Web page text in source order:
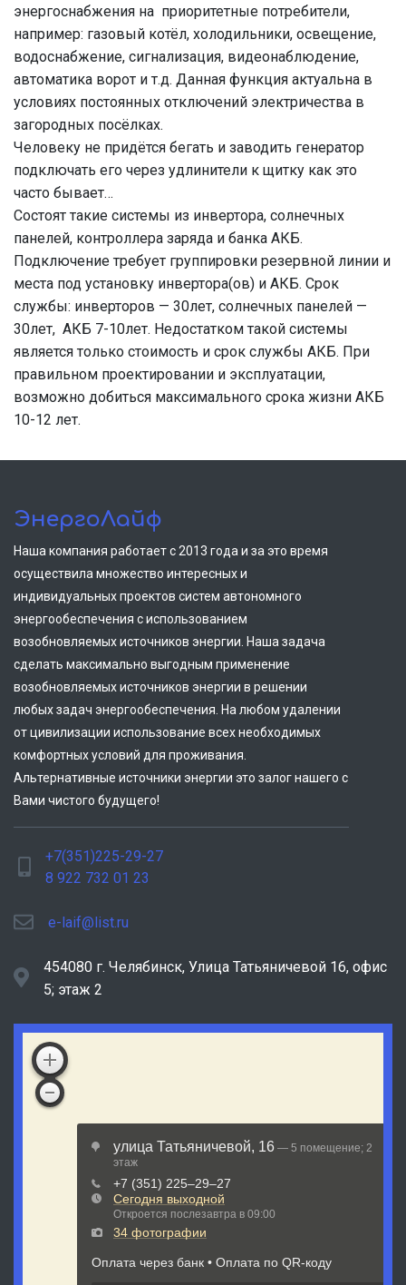
энергоснабжения на приоритетные потребители,
например: газовый котёл, холодильники, освещение,
водоснабжение, сигнализация, видеонаблюдение,
автоматика ворот и т.д. Данная функция актуальна в
условиях постоянных отключений электричества в
загородных посёлках.
Человеку не придётся бегать и заводить генератор
подключать его через удлинители к щитку как это
часто бывает…
Состоят такие системы из инвертора, солнечных
панелей, контроллера заряда и банка АКБ.
Подключение требует группировки резервной линии и
места под установку инвертора(ов) и АКБ. Срок
службы: инверторов — 30лет, солнечных панелей —
30лет, АКБ 7-10лет. Недостатком такой системы
является только стоимость и срок службы АКБ. При
правильном проектировании и эксплуатации,
возможно добиться максимального срока жизни АКБ
10-12 лет.
ЭнергоЛайф
Наша компания работает с 2013 года и за это время
осуществила множество интересных и
индивидуальных проектов систем автономного
энергообеспечения с использованием
возобновляемых источников энергии. Наша задача
сделать максимально выгодным применение
возобновляемых источников энергии в решении
любых задач энергообеспечения. На любом удалении
от цивилизации использование всех необходимых
комфортных условий для проживания.
Альтернативные источники энергии это залог нашего с
Вами чистого будущего!
+7(351)225-29-27
8 922 732 01 23
e-laif@list.ru
454080 г. Челябинск, ​Улица Татьяничевой 16, офис
5; этаж 2